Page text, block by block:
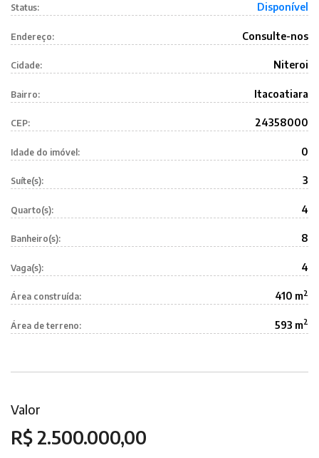
Status: Disponível
Endereço: Consulte-nos
Cidade: Niteroi
Bairro: Itacoatiara
CEP: 24358000
Idade do imóvel: 0
Suíte(s): 3
Quarto(s): 4
Banheiro(s): 8
Vaga(s): 4
Área construída: 410 m2
Área de terreno: 593 m2
Valor
R$ 2.500.000,00